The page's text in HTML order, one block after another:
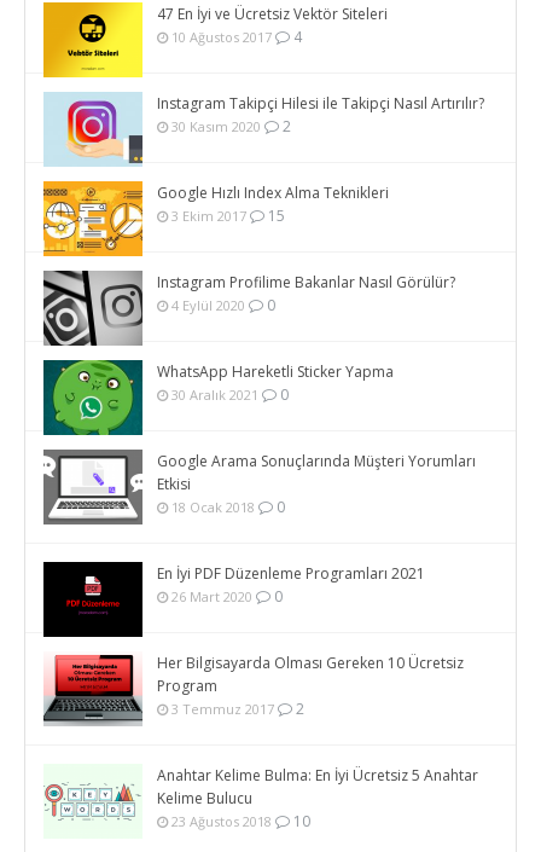
47 En İyi ve Ücretsiz Vektör Siteleri
10 Ağustos 2017 4
Instagram Takipçi Hilesi ile Takipçi Nasıl Artırılır?
30 Kasım 2020 2
Google Hızlı Index Alma Teknikleri
3 Ekim 2017 15
Instagram Profilime Bakanlar Nasıl Görülür?
4 Eylül 2020 0
WhatsApp Hareketli Sticker Yapma
30 Aralık 2021 0
Google Arama Sonuçlarında Müşteri Yorumları
Etkisi
18 Ocak 2018 0
En İyi PDF Düzenleme Programları 2021
26 Mart 2020 0
Her Bilgisayarda Olması Gereken 10 Ücretsiz
Program
3 Temmuz 2017 2
Anahtar Kelime Bulma: En İyi Ücretsiz 5 Anahtar
Kelime Bulucu
23 Ağustos 2018 10